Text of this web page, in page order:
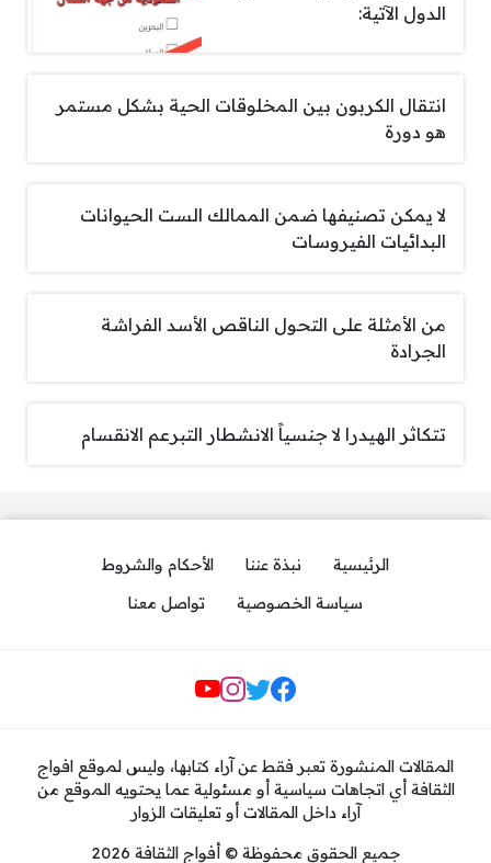
الدول الآتية:
انتقال الكربون بين المخلوقات الحية بشكل مستمر
هو دورة
لا يمكن تصنيفها ضمن الممالك الست الحيوانات
البدائيات الفيروسات
من الأمثلة على التحول الناقص الأسد الفراشة
الجرادة
تتكاثر الهيدرا لا جنسياً الانشطار التبرعم الانقسام
الرئيسية نبذة عننا
الأحكام والشروط
سياسة الخصوصية
تواصل معنا
مواقع التواصل
المقالات المنشورة تعبر فقط عن آراء كتابها، وليس لموقع افواج
الثقافة أي اتجاهات سياسية أو مسئولية عما يحتويه الموقع من
آراء داخل المقالات أو تعليقات الزوار
جميع الحقوق محفوظة © أفواج الثقافة 2026